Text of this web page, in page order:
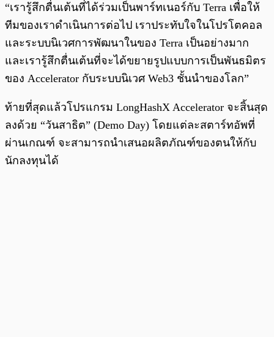
“เรารู้สึกตื่นเต้นที่ได้ร่วมเป็นพาร์ทเนอร์กับ Terra เพื่อให้
ทีมของเราดำเนินการต่อไป เราประทับใจในโปรโตคอล
และระบบนิเวศการพัฒนาในของ Terra เป็นอย่างมาก
และเรารู้สึกตื่นเต้นที่จะได้ขยายรูปแบบการเป็นพันธมิตร
ของ Accelerator กับระบบนิเวศ Web3 ชั้นนำของโลก”
ท้ายที่สุดแล้วโปรแกรม LongHashX Accelerator จะสิ้นสุด
ลงด้วย “วันสาธิต” (Demo Day) โดยแต่ละสตาร์ทอัพที่
ผ่านเกณฑ์ จะสามารถนำเสนอผลิตภัณฑ์ของตนให้กับ
นักลงทุนได้